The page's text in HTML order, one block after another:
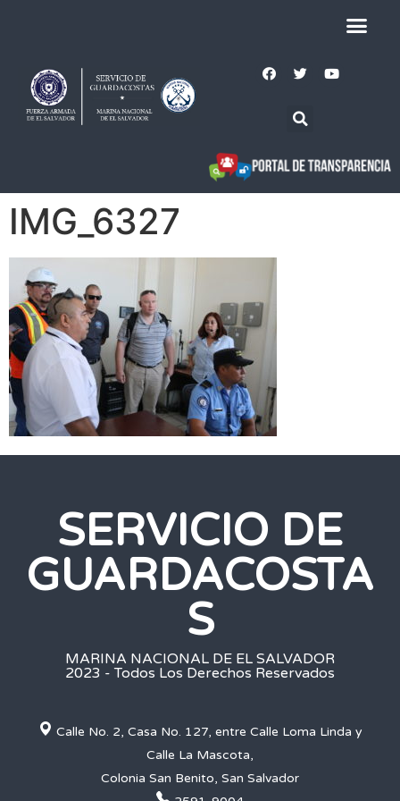
IMG_6327
SERVICIO DE
GUARDACOSTA
S
MARINA NACIONAL DE EL SALVADOR
2023 - Todos Los Derechos Reservados
Calle No. 2, Casa No. 127, entre Calle Loma Linda y
Calle La Mascota,
Colonia San Benito, San Salvador